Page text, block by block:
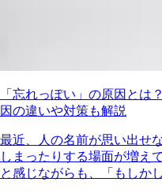
「忘れっぽい」の原因とは
因の違いや対策も解説
最近、人の名前が思い出せ
しまったりする場面が増え
と感じながらも、「もしか